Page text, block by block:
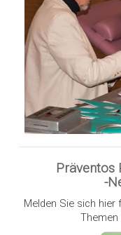
Präventos
-
Melden Sie sich hier
Themen